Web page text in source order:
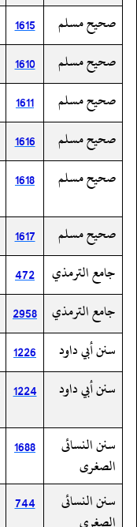
صحيح مسلم
1615
صحيح مسلم
1610
صحيح مسلم
1611
صحيح مسلم
1616
صحيح مسلم
1618
صحيح مسلم
1617
جامع الترمذي
472
جامع الترمذي 2958
سنن أبي داود
1226
سنن أبي داود
1224
سنن النسائى
الصغرى
1688
سنن النسائى
744